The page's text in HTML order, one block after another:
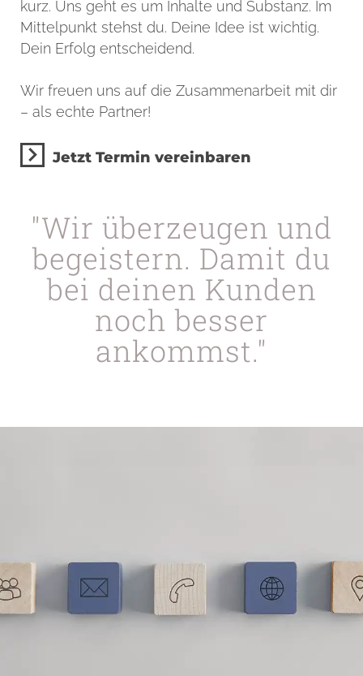
kurz. Uns geht es um Inhalte und Substanz. Im
Mittelpunkt stehst du. Deine Idee ist wichtig.
Dein Erfolg entscheidend.
Wir freuen uns auf die Zusammenarbeit mit dir
– als echte Partner!
Jetzt Termin vereinbaren
"Wir überzeugen und
begeistern. Damit du
bei deinen Kunden
noch besser
ankommst."